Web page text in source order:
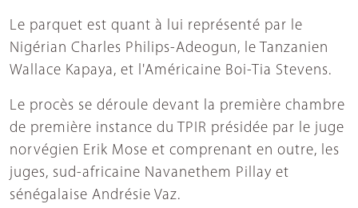
Le parquet est quant à lui représenté par le
Nigérian Charles Philips-Adeogun, le Tanzanien
Wallace Kapaya, et l'Américaine Boi-Tia Stevens.
Le procès se déroule devant la première chambre
de première instance du TPIR présidée par le juge
norvégien Erik Mose et comprenant en outre, les
juges, sud-africaine Navanethem Pillay et
sénégalaise Andrésie Vaz.